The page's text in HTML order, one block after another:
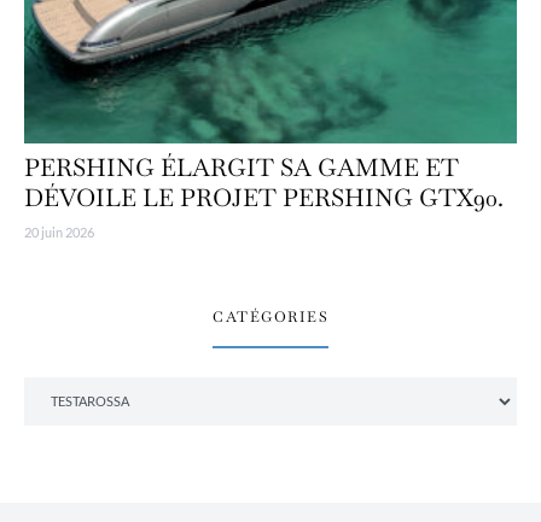
PERSHING ÉLARGIT SA GAMME ET
DÉVOILE LE PROJET PERSHING GTX90.
20 juin 2026
CATÉGORIES